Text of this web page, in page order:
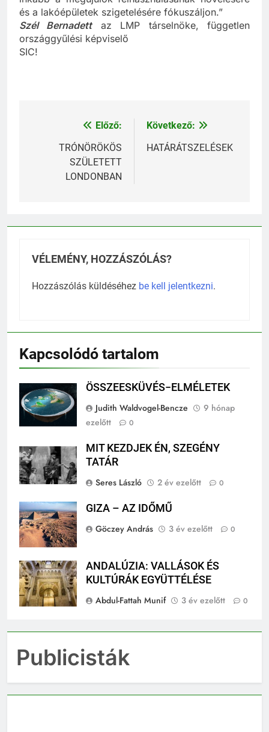
inkább a megújulók felhasználásának növelésére
és a lakóépületek szigetelésére fókuszáljon.”
Szél Bernadettaz LMP társelnöke, független
országgyűlési képviselő
Bejegyzés
navigáció
TRÓNÖRÖKÖS
SZÜLETETT
Kapcsolódó tartalom
Judith Waldvogel-Bencze
MIT KEZDJEK ÉN, SZEGÉNY
ANDALÚZIA: VALLÁSOK ÉS
Publicisták